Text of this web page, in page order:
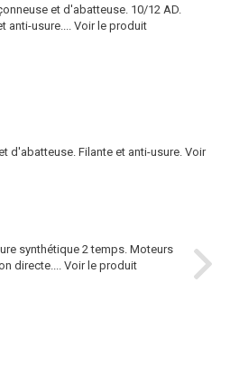
et d'abatteuse. 10/12 AD.
usure....
Voir le produit
d'abatteuse. Filante et anti-usure. Voir
synthétique 2 temps. Moteurs
directe....
Voir le produit